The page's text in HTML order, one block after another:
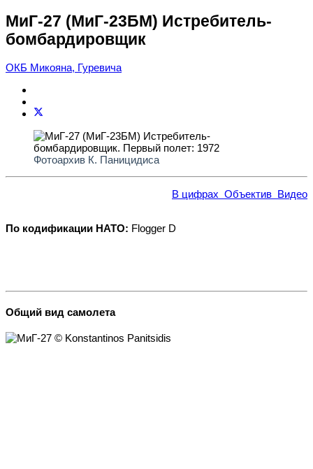
МиГ-27 (МиГ-23БМ) Истребитель-
бомбардировщик
ОКБ Микояна, Гуревича
Фотоархив К. Паницидиса
В цифрах Объектив Видео
По кодификации НАТО: Flogger D
Общий вид самолета